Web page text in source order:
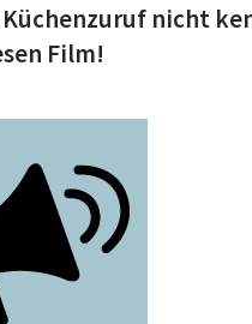
Küchenzuruf nicht
Film!